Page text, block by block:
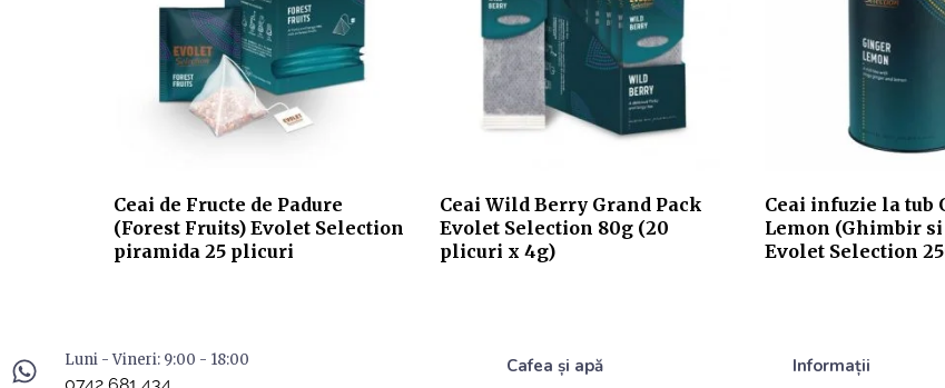
Ceai de Fructe de Padure
(Forest Fruits) Evolet Selection
piramida 25 plicuri
Ceai Wild Berry Grand Pack
Evolet Selection 80g (20
plicuri x 4g)
Ceai infuzie la tub
Lemon (Ghimbir si
Evolet Selection
Luni - Vineri: 9:00 - 18:00 Cafea și apă Informații